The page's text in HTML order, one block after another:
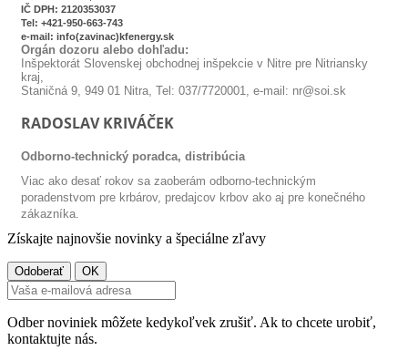
IČ DPH: 2120353037
Tel: +421-950-663-743
e-mail: info(zavinac)kfenergy.sk
Orgán dozoru alebo dohľadu:
Inšpektorát Slovenskej obchodnej inšpekcie v Nitre pre Nitriansky
kraj,
Staničná 9, 949 01 Nitra, Tel: 037/7720001, e-mail: nr@soi.sk
RADOSLAV KRIVÁČEK
Odborno-technický poradca, distribúcia
Viac ako desať rokov sa zaoberám odborno-technickým
poradenstvom pre krbárov, predajcov krbov ako aj pre konečného
zákazníka.
Získajte najnovšie novinky a špeciálne zľavy
Odber noviniek môžete kedykoľvek zrušiť. Ak to chcete urobiť,
kontaktujte nás.